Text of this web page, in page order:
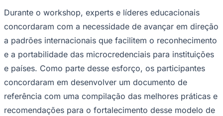
De acordo comBryan Penprase,Vice-Presidente de
Pesquisa Patrocinada e Relações Acadêmicas Externas
da Soka University of Americae coorganizador do
workshop, “As mais de 60 universidades da APRU
desenvolveram diferentes modelos de microcredenciais.
Esse encontro possibilitou o aprendizado mútuo, o
compartilhamento de experiências e o avanço em